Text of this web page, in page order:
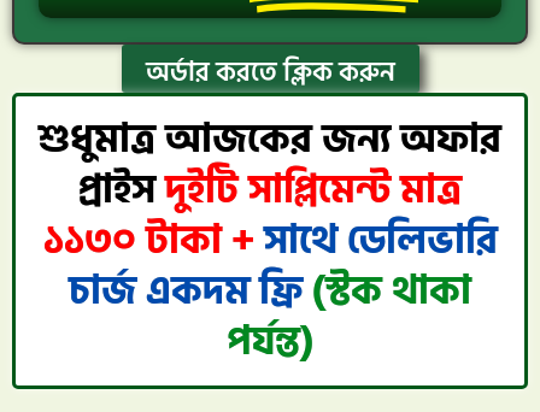
অর্ডার করতে ক্লিক করুন
শুধুমাত্র আজকের জন্য অফার
প্রাইসদুইটি সাপ্লিমেন্ট মাত্র
১১৩০ টাকা +সাথে ডেলিভারি
চার্জ একদম ফ্রি(স্টক থাকা
পর্যন্ত)